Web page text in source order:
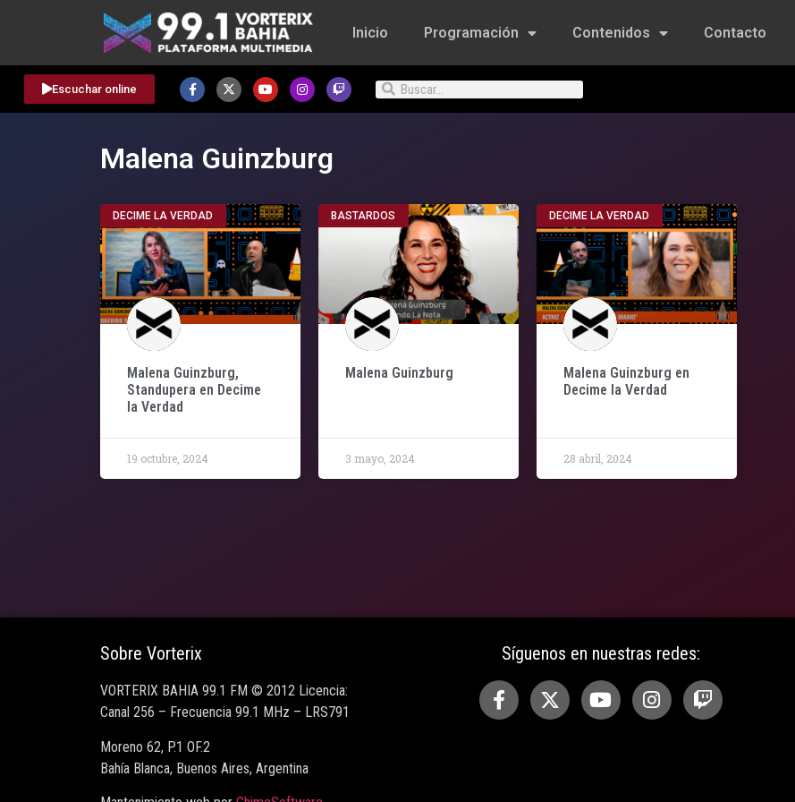
Inicio Programación Contenidos Contacto
Escuchar online
Malena Guinzburg
DECIME LA VERDAD
Malena Guinzburg,
Standupera en Decime
la Verdad
19 octubre, 2024
BASTARDOS
Malena Guinzburg
3 mayo, 2024
DECIME LA VERDAD
Malena Guinzburg en
Decime la Verdad
28 abril, 2024
Sobre Vorterix
VORTERIX BAHIA 99.1 FM © 2012 Licencia:
Canal 256 – Frecuencia 99.1 MHz – LRS791
Moreno 62, P.1 OF.2
Bahía Blanca, Buenos Aires, Argentina
Síguenos en nuestras redes: